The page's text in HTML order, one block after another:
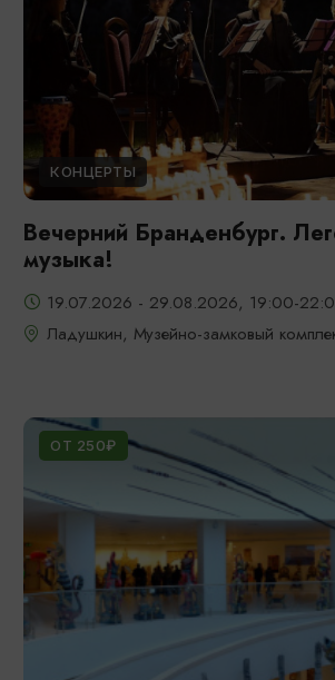
КОНЦЕРТЫ
Вечерний Бранденбург.
музыка!
19.07.2026 - 29.08.2026, 19:00-
Ладушкин, Музейно-замковый
ОТ 250₽